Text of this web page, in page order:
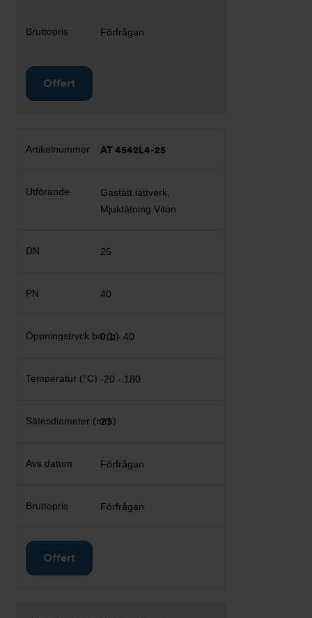
Förfrågan
Offert
AT 4542L4-25
Gastätt lättverk,
Mjuktätning Viton
25
40
0,1 - 40
-20 - 180
23
Förfrågan
Förfrågan
Offert